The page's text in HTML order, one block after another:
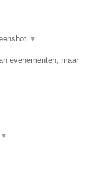
▼
evenementen, maar
▼